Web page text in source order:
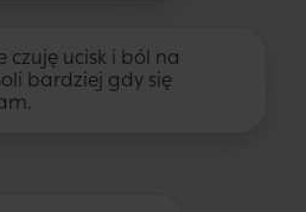
czuję ucisk i ból na
bardziej gdy się